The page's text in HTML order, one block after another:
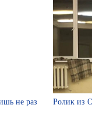
не раз Ролик из